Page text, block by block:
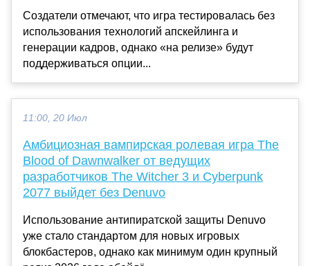
Создатели отмечают, что игра тестировалась без
использования технологий апскейлинга и
генерации кадров, однако «на релизе» будут
поддерживаться опции...
11:00, 20 Июл
Амбициозная вампирская ролевая игра The
Blood of Dawnwalker от ведущих
разработчиков The Witcher 3 и Cyberpunk
2077 выйдет без Denuvo
Использование антипиратской защиты Denuvo
уже стало стандартом для новых игровых
блокбастеров, однако как минимум один крупный